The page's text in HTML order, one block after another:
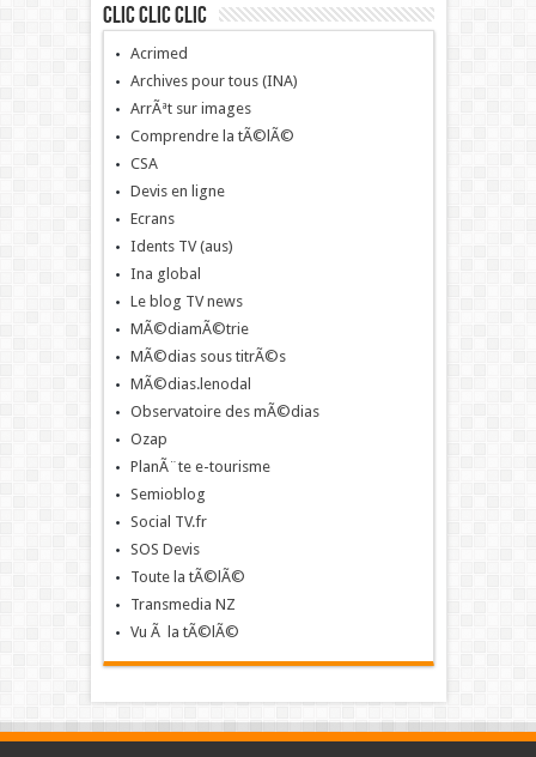
Clic clic clic
Acrimed
Archives pour tous (INA)
ArrÃªt sur images
Comprendre la tÃ©lÃ©
CSA
Devis en ligne
Ecrans
Idents TV (aus)
Ina global
Le blog TV news
MÃ©diamÃ©trie
MÃ©dias sous titrÃ©s
MÃ©dias.lenodal
Observatoire des mÃ©dias
Ozap
PlanÃ¨te e-tourisme
Semioblog
Social TV.fr
SOS Devis
Toute la tÃ©lÃ©
Transmedia NZ
Vu Ã la tÃ©lÃ©